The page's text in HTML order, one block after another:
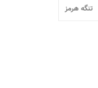
تنگه هرمز